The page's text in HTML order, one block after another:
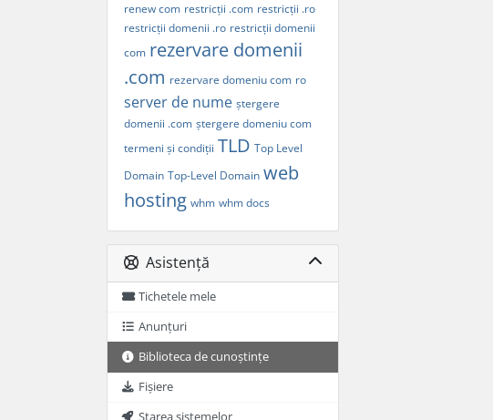
renew com restricții .com restricții .ro
restricții domenii .ro restricții domenii
com rezervare domenii
.com rezervare domeniu com ro
server de nume ștergere
domenii .com ștergere domeniu com
termeni și condiții TLD Top Level
Domain Top-Level Domain web
hosting whm whm docs
Asistență
Tichetele mele
Anunțuri
Biblioteca de cunoștințe
Fișiere
Starea sistemelor